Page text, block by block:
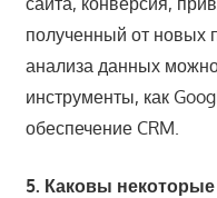
полученный от новых
анализа данных
инструменты, как
обеспечение CRM.
5. Каковы